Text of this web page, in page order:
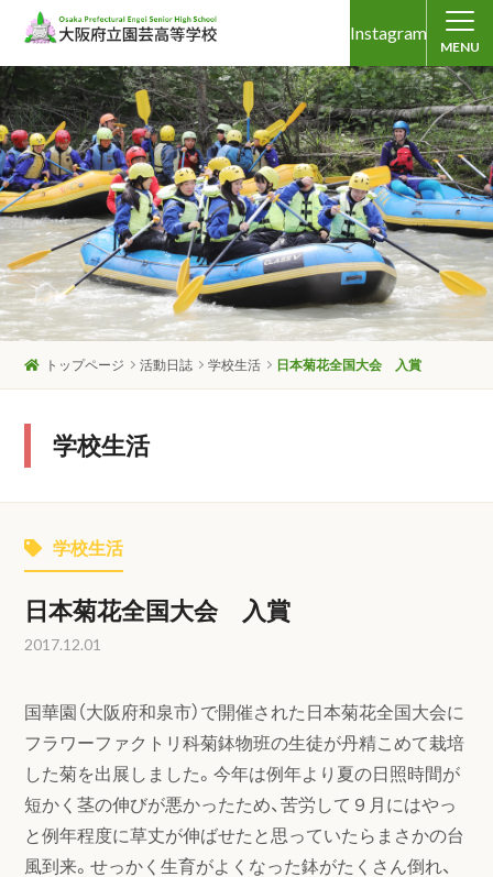
Instagram
MENU
トップページ 活動日誌 学校生活 日本菊花全国大会 入賞
学校生活
学校生活
日本菊花全国大会 入賞
2017.12.01
国華園（大阪府和泉市）で開催された日本菊花全国大会に
フラワーファクトリ科菊鉢物班の生徒が丹精こめて栽培
した菊を出展しました。今年は例年より夏の日照時間が
短かく茎の伸びが悪かったため、苦労して９月にはやっ
と例年程度に草丈が伸ばせたと思っていたらまさかの台
風到来。せっかく生育がよくなった鉢がたくさん倒れ、